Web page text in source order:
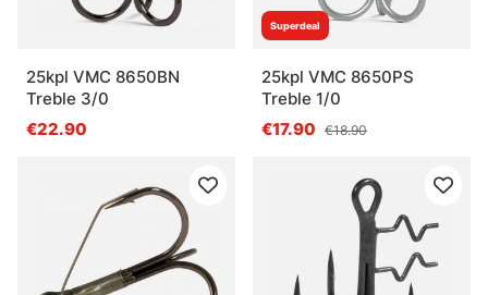
25kpl VMC 8650BN
Treble 3/0
€22.90
Superdeal
25kpl VMC 8650PS
Treble 1/0
€17.90 €18.90